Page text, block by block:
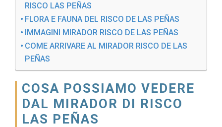
RISCO LAS PEÑAS
FLORA E FAUNA DEL RISCO DE LAS PEÑAS
IMMAGINI MIRADOR RISCO DE LAS PEÑAS
COME ARRIVARE AL MIRADOR RISCO DE LAS
PEÑAS
COSA POSSIAMO VEDERE
DAL MIRADOR DI RISCO
LAS PEÑAS